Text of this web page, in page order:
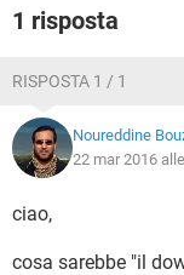
1 risposta
RISPOSTA 1 / 1
Noureddine
22 mar 2016
ciao,
cosa sarebbe "il